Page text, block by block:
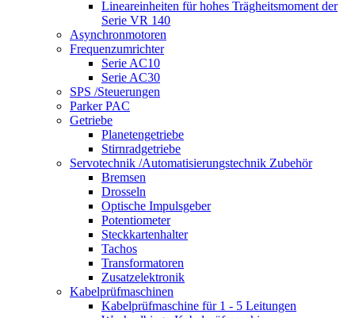
Lineareinheiten für hohes Trägheitsmoment der
Serie VR 140
Asynchronmotoren
Frequenzumrichter
Serie AC10
Serie AC30
SPS /Steuerungen
Parker PAC
Getriebe
Planetengetriebe
Stirnradgetriebe
Servotechnik /Automatisierungstechnik Zubehör
Bremsen
Drosseln
Optische Impulsgeber
Potentiometer
Steckkartenhalter
Tachos
Transformatoren
Zusatzelektronik
Kabelprüfmaschinen
Kabelprüfmaschine für 1 - 5 Leitungen